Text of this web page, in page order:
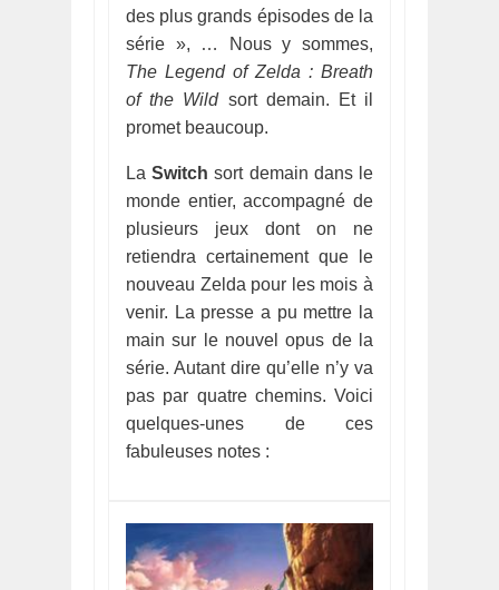
des plus grands épisodes de la
série », … Nous y sommes,
The Legend of Zelda : Breath
of the Wildsort demain. Et il
promet beaucoup.
LaSwitch sort demain dans le
monde entier, accompagné de
plusieurs jeux dont on ne
retiendra certainement que le
nouveau Zelda pour les mois à
venir. La presse a pu mettre la
main sur le nouvel opus de la
série. Autant dire qu’elle n’y va
pas par quatre chemins. Voici
quelques-unes de ces
fabuleuses notes :